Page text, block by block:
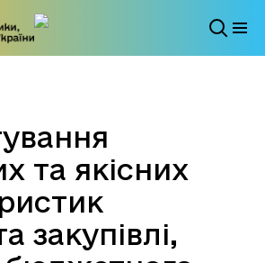
та якісних
закупівлі,